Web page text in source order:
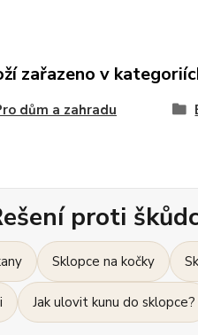
zařazeno v
dům a zahradu
proti
Sklopce na kočky
Jak ulovit kunu do sklopce?